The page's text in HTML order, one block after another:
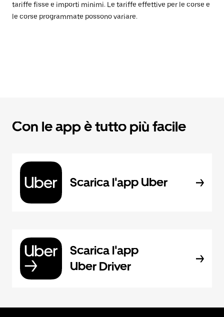
tariffe fisse e importi minimi. Le tariffe effettive per le corse e
le corse programmate possono variare.
Con le app è tutto più facile
Scarica l'app Uber
Scarica l'app
Uber Driver